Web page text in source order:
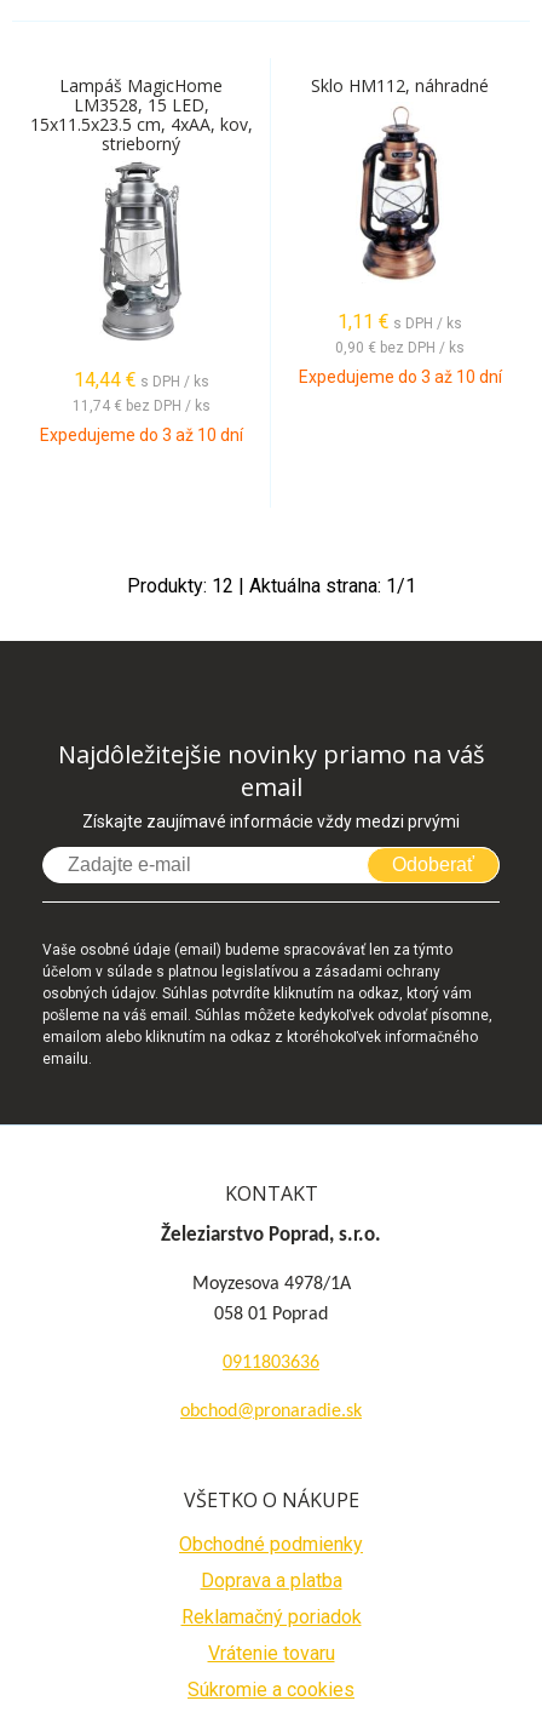
Lampáš MagicHome
LM3528, 15 LED,
15x11.5x23.5 cm, 4xAA, kov,
strieborný
14,44 € s DPH / ks
11,74 € bez DPH / ks
Expedujeme do 3 až 10 dní
Sklo HM112, náhradné
1,11 € s DPH / ks
0,90 € bez DPH / ks
Expedujeme do 3 až 10 dní
Produkty: 12 | Aktuálna strana: 1/1
Najdôležitejšie novinky priamo na váš
email
Získajte zaujímavé informácie vždy medzi prvými
Odoberať
Vaše osobné údaje (email) budeme spracovávať len za týmto
účelom v súlade s platnou legislatívou a zásadami ochrany
osobných údajov. Súhlas potvrdíte kliknutím na odkaz, ktorý vám
pošleme na váš email. Súhlas môžete kedykoľvek odvolať písomne,
emailom alebo kliknutím na odkaz z ktoréhokoľvek informačného
emailu.
KONTAKT
Železiarstvo Poprad, s.r.o.
Moyzesova 4978/1A
058 01 Poprad
0911803636
obchod@pronaradie.sk
VŠETKO O NÁKUPE
Obchodné podmienky
Doprava a platba
Reklamačný poriadok
Vrátenie tovaru
Súkromie a cookies